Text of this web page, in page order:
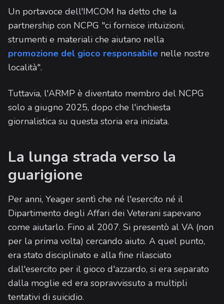
Un portavoce dell'IMCOM ha detto che la
partnership con NCPG "ci fornisce intuizioni,
strumenti e materiali che aiutano nella
promozione del gioco responsabile nelle nostre
località".
Tuttavia, l'ARMP è diventato membro del NCPG
solo a giugno 2025, dopo che l'inchiesta
giornalistica su questa storia era iniziata.
La lunga strada verso la
guarigione
Per anni, Yeager sentì che né l'esercito né il
Dipartimento degli Affari dei Veterani sapevano
come aiutarlo. Fino al 2007. Si presentò al VA (non
per la prima volta) cercando aiuto. A quel punto,
era stato disciplinato e alla fine rilasciato
dall'esercito per il gioco d'azzardo, si era separato
dalla moglie ed era sopravvissuto a multipli
tentativi di suicidio.